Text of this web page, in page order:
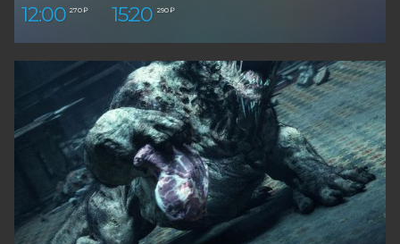
12:00 270 ₽ 15:20 290 ₽